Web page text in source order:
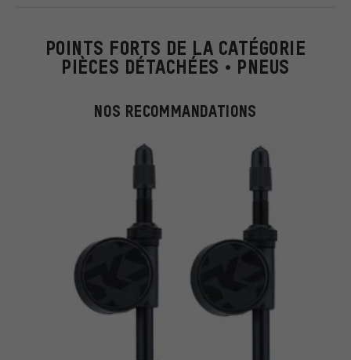
POINTS FORTS DE LA CATÉGORIE
PIÈCES DÉTACHÉES • PNEUS
NOS RECOMMANDATIONS